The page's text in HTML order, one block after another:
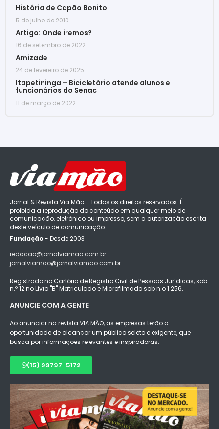
História de Capão Bonito
5 de julho de 2010
Artigo: Onde iremos?
16 de setembro de 2022
Amizade
24 de fevereiro de 2025
Itapetininga – Bicicletário atende alunos e
funcionários do Senac
11 de março de 2022
Jornal & Revista Via Mão - Todos os direitos reservados. É
proibida a reprodução do conteúdo em qualquer meio de
comunicação, eletrônico ou impresso, sem a autorização escrita
deste veículo de comunicação
Fundação - Desde 2003
redacao@jornalviamao.com.br -
jornalviamao@jornalviamao.com.br
Registrado no Cartório de Registro Civil de Pessoas Jurídicas, sob
n.º 12 no Livro "B" Matriculado e Microfilmado sob n.o 1.256.
ANUNCIE COM A GENTE
Ao anunciar na revista VIA MÃO, as empresas terão a
oportunidade de alcançar um público seleto e exigente, que
busca por informações relevantes e inspiradoras.
(15) 99797-5172